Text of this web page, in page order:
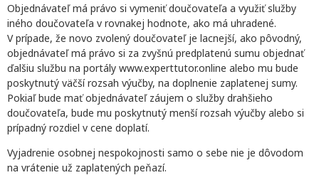
Objednávateľ má právo si vymeniť doučovateľa a využiť služby
iného doučovateľa v rovnakej hodnote, ako má uhradené.
V prípade, že novo zvolený doučovateľ je lacnejší, ako pôvodný,
objednávateľ má právo si za zvyšnú predplatenú sumu objednať
ďalšiu službu na portály www.experttutor.online alebo mu bude
poskytnutý väčší rozsah výučby, na doplnenie zaplatenej sumy.
Pokiaľ bude mať objednávateľ záujem o služby drahšieho
doučovateľa, bude mu poskytnutý menší rozsah výučby alebo si
prípadný rozdiel v cene doplatí.
Vyjadrenie osobnej nespokojnosti samo o sebe nie je dôvodom
na vrátenie už zaplatených peňazí.